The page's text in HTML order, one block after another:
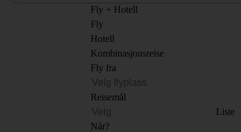
Fly + Hotell
Fly
Hotell
Kombinasjonsreise
Fly fra
Reisemål
Liste
Når?